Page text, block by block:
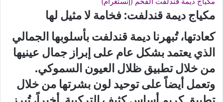
مكياج ديمة قندلفت: فخامة لا مثيل لها
كعادتها، تُبهرنا ديمة قندلفت بأسلوبها الجمالي
الذي يعتمد بشكل عام على إبراز جمال عينيها
من خلال تطبيق ظلال العيون السموكي.
وتعمل أيضاً على توحيد لون بشرتها من خلال